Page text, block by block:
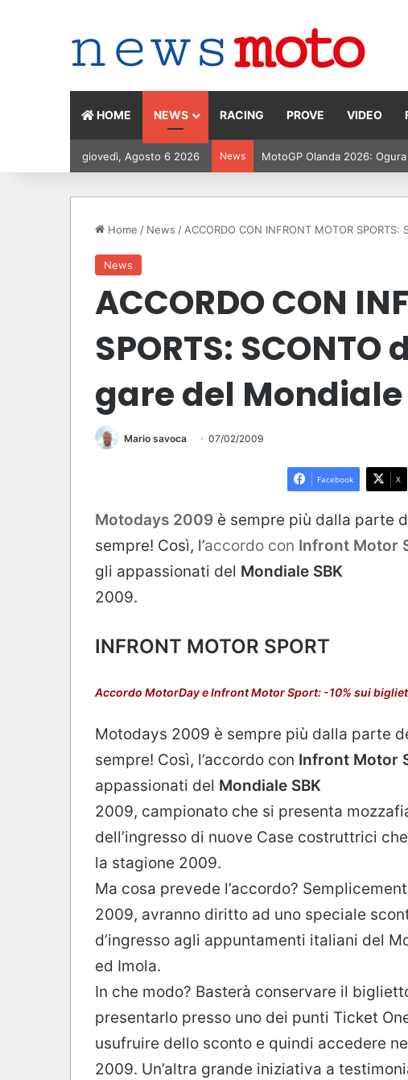
HOME NEWS RACING PROVE VIDEO
giovedì, Agosto 6 2026 News MotoGP Olanda 2026:
Home / News / ACCORDO CON INFRONT MOTOR
News
ACCORDO CON
SPORTS: SCONTO
gare del
Mario savoca 07/02/2009
Facebook X
Motodays 2009 è sempre più dalla parte
sempre! Così, l’accordo con Infront Motor
gli appassionati del Mondiale SBK
2009.
INFRONT MOTOR SPORT
Accordo MotorDay e Infront Motor Sport: -10% sui
Motodays 2009 è sempre più dalla parte
sempre! Così, l’accordo con Infront Motor
appassionati del Mondiale SBK
2009, campionato che si presenta
dell’ingresso di nuove Case costruttrici
la stagione 2009.
Ma cosa prevede l’accordo?
2009, avranno diritto ad uno speciale
d’ingresso agli appuntamenti italiani del
ed Imola.
In che modo? Basterà conservare il
presentarlo presso uno dei punti Ticket
usufruire dello sconto e quindi accedere
2009. Un’altra grande iniziativa a